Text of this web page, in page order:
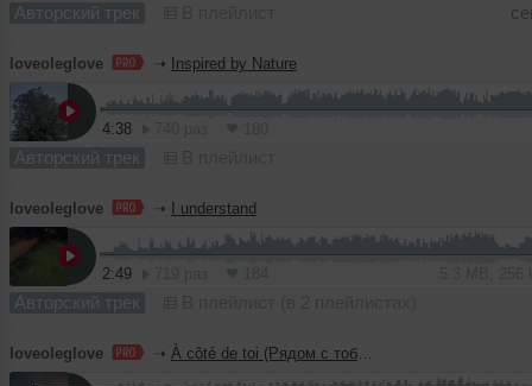
Авторский трек
loveoleglove ➝ Inspired by Nature
4:38
Авторский трек
loveoleglove ➝ I understand
2:49
Авторский трек
loveoleglove ➝ À côté de toi (Рядом с тобой)